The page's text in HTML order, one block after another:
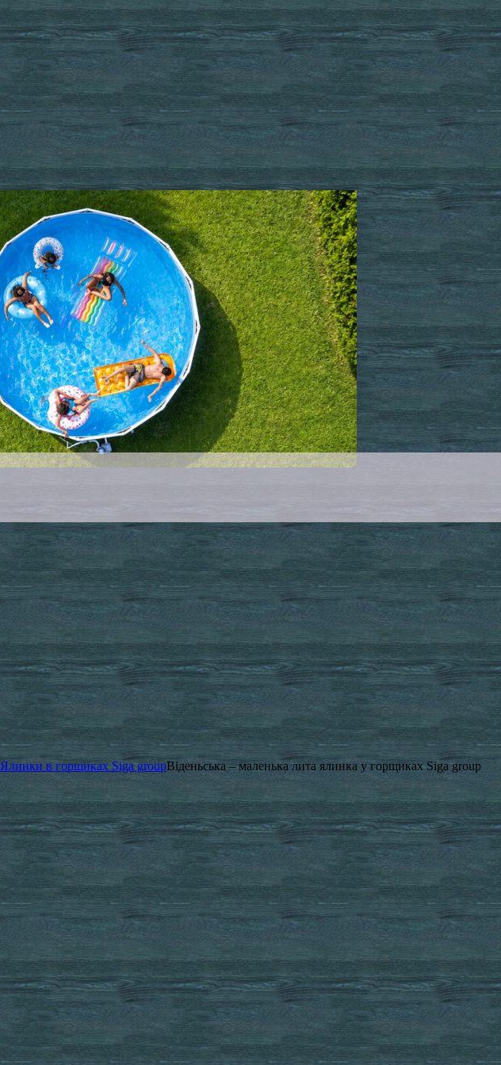
Ялинки в горщиках Siga groupВіденьська – маленька лита ялинка у горщиках Siga group